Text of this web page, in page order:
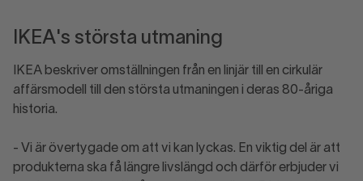
IKEA's största utmaning
IKEA beskriver omställningen från en linjär till en cirkulär
affärsmodell till den största utmaningen i deras 80-åriga
historia.
- Vi är övertygade om att vi kan lyckas. En viktig del är att
produkterna ska få längre livslängd och därför erbjuder vi